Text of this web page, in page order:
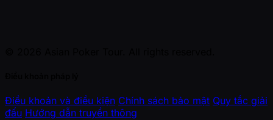
Điều khoản và điều kiện Chính sách bảo mật Quy tắc giải
đấu Hướng dẫn truyền thông